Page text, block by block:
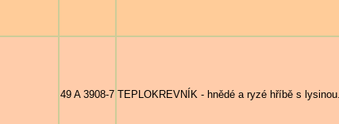
49 A 3908-7 TEPLOKREVNÍK - hnědé a ryzé hříbě s lysinou.